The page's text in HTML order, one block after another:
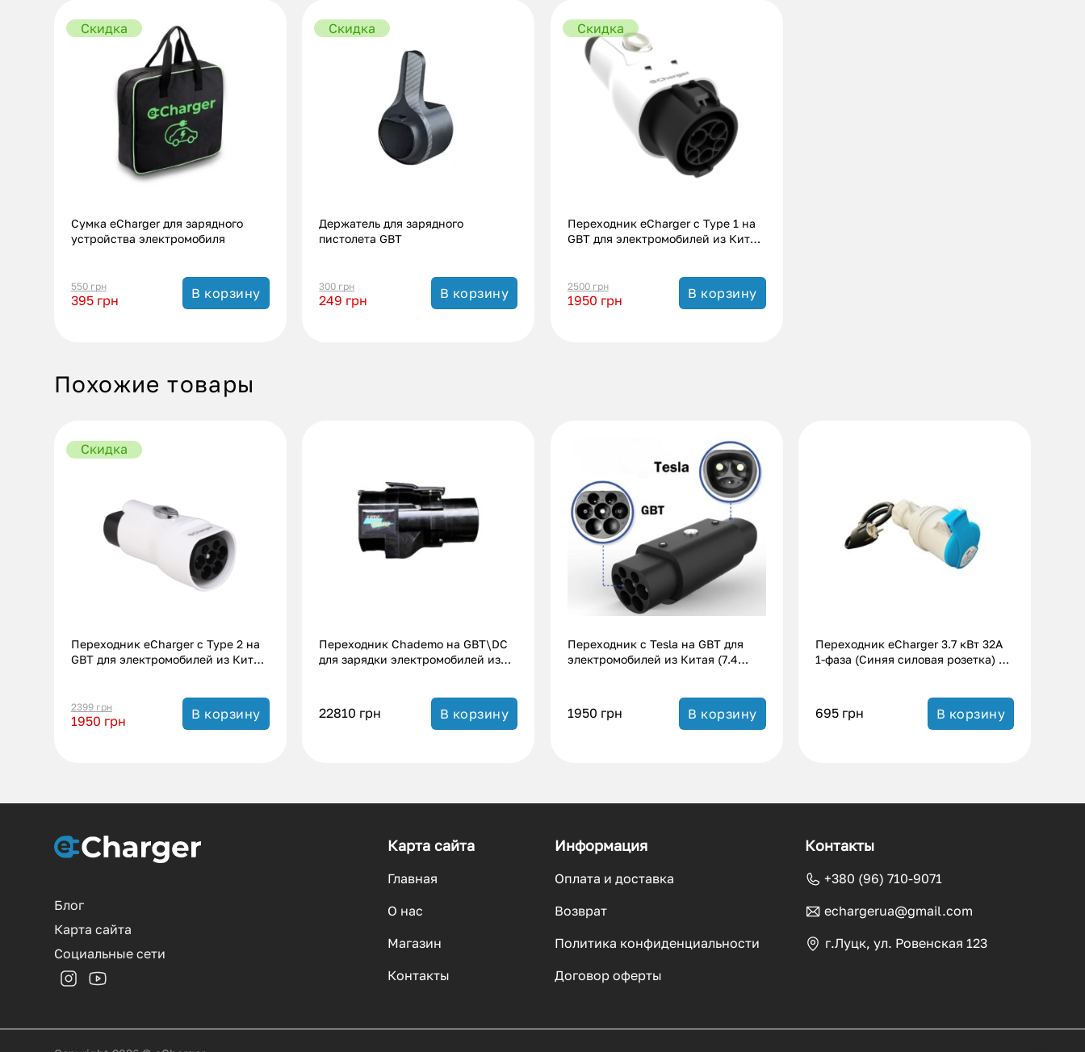
Скидка
Сумка eCharger для зарядного
устройства электромобиля
550 грн
395 грн В корзину
Скидка
Держатель для зарядного
пистолета GBT
300 грн
249 грн В корзину
Скидка
Переходник eCharger с Type 1 на
GBT для электромобилей из Китая
2500 грн
1950 грн В корзину
Похожие товары
Скидка
Переходник eCharger с Type 2 на
GBT для электромобилей из Китая
2399 грн
1950 грн В корзину
Переходник Chademo на GBT\DC
для зарядки электромобилей из
22810 грн В корзину
Переходник с Tesla на GBT для
электромобилей из Китая (7.4
1950 грн В корзину
Переходник eCharger 3.7 кВт 32А
1-фаза (Синяя силовая розетка) –
695 грн В корзину
Блог
Карта сайта
Социальные сети
Карта сайта
Главная
О нас
Магазин
Контакты
Информация
Оплата и доставка
Возврат
Политика конфиденциальности
Договор оферты
Контакты
+380 (96) 710-9071
echargerua@gmail.com
г.Луцк, ул. Ровенская 123